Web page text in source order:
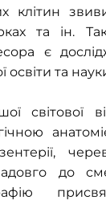
клітин
та ін.
є
та
світової
до